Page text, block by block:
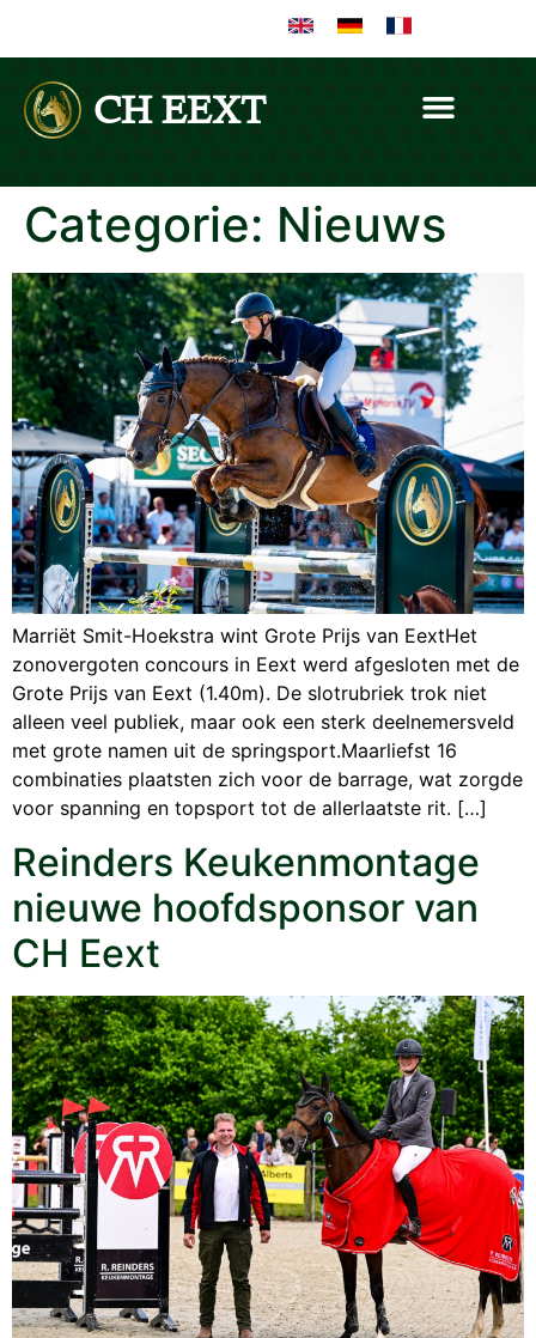
CH EEXT
Categorie: Nieuws
Marriët Smit-Hoekstra wint Grote Prijs van EextHet
zonovergoten concours in Eext werd afgesloten met de
Grote Prijs van Eext (1.40m). De slotrubriek trok niet
alleen veel publiek, maar ook een sterk deelnemersveld
met grote namen uit de springsport.Maarliefst 16
combinaties plaatsten zich voor de barrage, wat zorgde
voor spanning en topsport tot de allerlaatste rit. […]
Reinders Keukenmontage
nieuwe hoofdsponsor van
CH Eext